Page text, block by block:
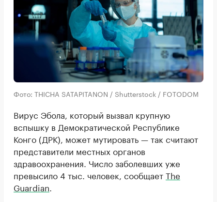
Фото: THICHA SATAPITANON / Shutterstock / FOTODOM
Вирус Эбола, который вызвал крупную
вспышку в Демократической Республике
Конго (ДРК), может мутировать — так считают
представители местных органов
здравоохранения. Число заболевших уже
превысило 4 тыс. человек, сообщаетThe
Guardian.